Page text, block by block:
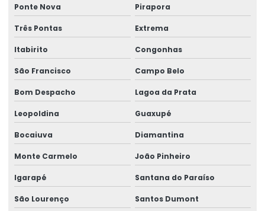
Empresa técnica em perícia
Empresa de treinamentos para ambientes corporativos
Empresa de treinamentos para ambientes de trabalho
Empresa de treinamentos in company
Empresa de verificação de ler
Empresas de medicina higiene e segurança no trabalho
Empresas de medicina no trabalho
Ergonomia assessoria e consultoria
Ponte Nova Pirapora
Três Pontas Extrema
Itabirito Congonhas
São Francisco Campo Belo
Bom Despacho Lagoa da Prata
Leopoldina Guaxupé
Bocaiuva Diamantina
Monte Carmelo João Pinheiro
Igarapé Santana do Paraíso
São Lourenço Santos Dumont